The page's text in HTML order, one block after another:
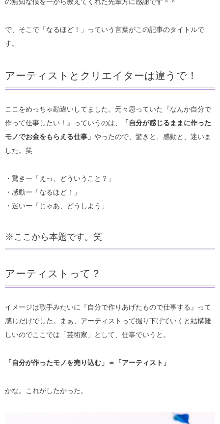
の無知な僕を一から教えてくれた先輩方に感謝です＾＾
で、そこで「なるほど！」っていう言葉がこの記事のタイトルで
す。
アーティストとクリエイターは違うで！
ここをめっちゃ勘違いしてました。元々思っていた『なんか自分で
作って仕事したい！』っていうのは、
「自分が感じるままに作った
モノでお金をもらえる仕事」 やったので、驚きと、感動と、迷いま
した。笑
・驚きー「えっ、どういうこと？」
・感動ー「なるほど！」
・迷いー「じゃあ、どうしよう」
※ここから本題です。笑
アーティストって？
イメージは歌手みたいに『自分で作りあげたもので仕事する』って
感じだけでした。まぁ、アーティストって掘り下げていくと結構難
しいのでここでは「芸術家」として、仕事でいうと。
「自分が作ったモノを売り込む」＝「アーティスト」
かな。これがしたかった。